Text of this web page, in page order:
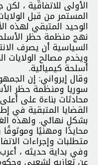
الأولى للاتفاقية ،
المستمر من قبل
الوحيد المتبقي لهذه
نهج منظمة حظر
السياسية أن يصرف
ويخدم مصالح
أسلحة كيميائية.
وقال إيرواني: إن
سوريا ومنظمة حظر
محادثات بناءة على
القضايا المتبقية في
بشكل نهائي. ولهذه
محايدًا ومهنيًا
متطلبات وإجراءات
وفي بداية حديثه ،
عن تعازيه لشعبي